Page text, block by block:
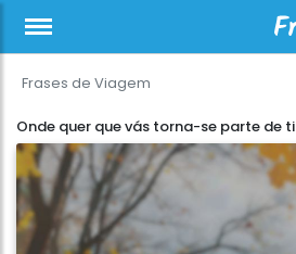
Frases de Viagem
Onde quer que vás torna-se parte de ti